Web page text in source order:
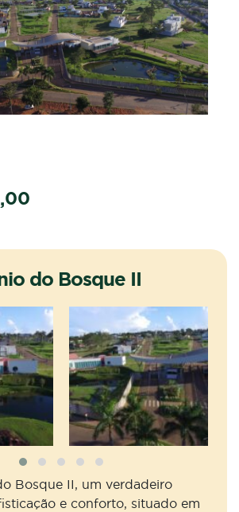
do Bosque II
Bosque II, um verdadeiro
e conforto, situado em